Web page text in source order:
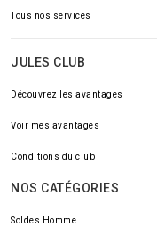
Tous nos services
JULES CLUB
Découvrez les avantages
Voir mes avantages
Conditions du club
NOS CATÉGORIES
Soldes Homme